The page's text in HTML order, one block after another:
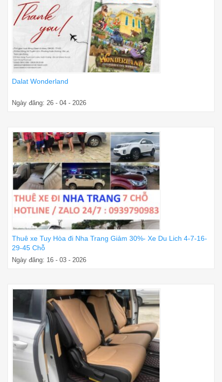
Dalat Wonderland
Ngày đăng: 26 - 04 - 2026
Thuê xe Tuy Hòa đi Nha Trang Giảm 30%- Xe Du Lich 4-7-16-
29-45 Chỗ
Ngày đăng: 16 - 03 - 2026